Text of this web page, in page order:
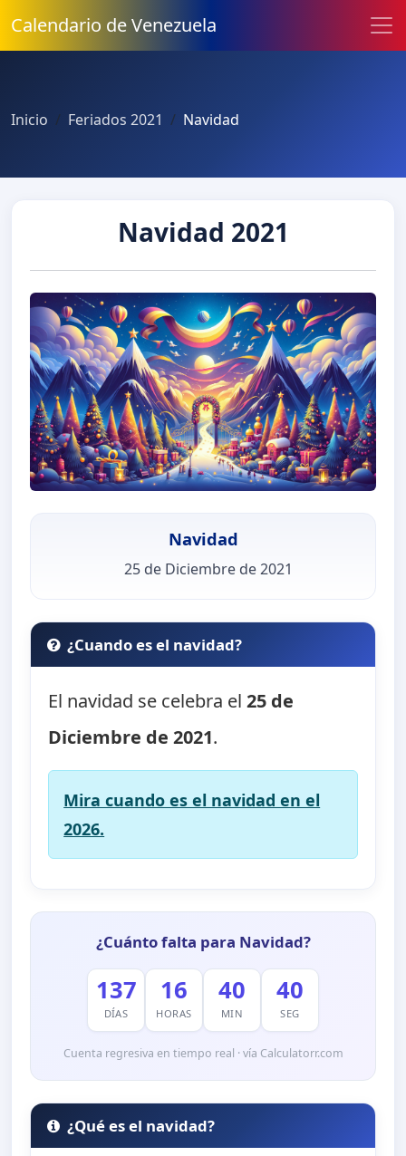
Calendario de Venezuela
Inicio Feriados 2021 Navidad
Navidad 2021
Navidad
25 de Diciembre de 2021
¿Cuando es el navidad?
El navidad se celebra el25 de
Diciembre de 2021.
Mira cuando es el navidad en el
2026.
¿Cuánto falta para Navidad?
137
DÍAS
16
HORAS
40
MIN
38
SEG
Cuenta regresiva en tiempo real · vía Calculatorr.com
¿Qué es el navidad?